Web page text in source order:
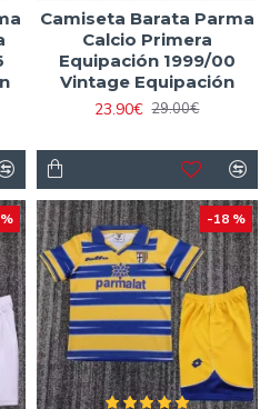
Camiseta Barata Parma
Calcio Primera
Equipación 1999/00
Vintage Equipación
23.90€ 29.00€
-18 %